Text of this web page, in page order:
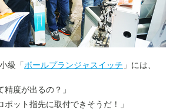
級「ボールプランジャスイッチ 」には、
精度が出るの？」
ボット指先に取付できそうだ！」